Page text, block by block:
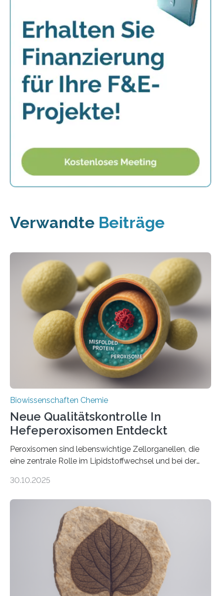
Verwandte Beiträge
Biowissenschaften Chemie
Neue Qualitätskontrolle In
Hefeperoxisomen Entdeckt
Peroxisomen sind lebenswichtige Zellorganellen, die
eine zentrale Rolle im Lipidstoffwechsel und bei der
erfüllen können, müssen zahlreiche Enzyme präzise in
der Ruhr-Universität Bochum um Prof. Dr. Ralf Erdmann
und Dr. Ismaila Francis Yusuf hat nun einen bislang
unbekannten Qualitätskontrollmechanismus des
peroxisomalen Proteintransports in der Bäckerhefe
Saccharomyces cerevisiae entdeckt, der für die
Funktionsfähigkeit der Organellen entscheidend ist. Die
Studie wurde am 28. Oktober 2025 in der
Fachzeitschrift…
30.10.2025